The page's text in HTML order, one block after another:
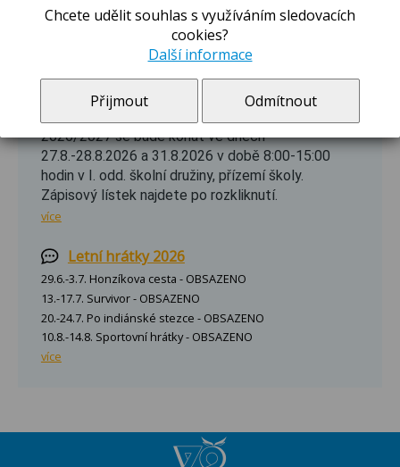
Novinky Břilice
Zápis do školní družiny 2026/2027
2026/2027 se bude konat ve dnech
27.8.-28.8.2026 a 31.8.2026 v době 8:00-15:00
hodin v I. odd. školní družiny, přízemí školy.
Zápisový lístek najdete po rozkliknutí.
více
Letní hrátky 2026
29.6.-3.7. Honzíkova cesta - OBSAZENO
13.-17.7. Survivor - OBSAZENO
20.-24.7. Po indiánské stezce - OBSAZENO
10.8.-14.8. Sportovní hrátky - OBSAZENO
více
Chcete udělit souhlas s využíváním sledovacích
cookies?
Další informace
Přijmout Odmítnout